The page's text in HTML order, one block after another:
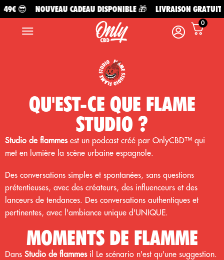
NOUVEAU CADEAU DISPONIBLE 🎁 LIVRAISON GRATUITE À
0
QU'EST-CE QUE FLAME
STUDIO ?
Studio de flammesest un podcast créé par OnlyCBD™ qui
met en lumière la scène urbaine espagnole.
Des conversations simples et spontanées, sans questions
prétentieuses, avec des créateurs, des influenceurs et des
lanceurs de tendances. Des conversations authentiques et
pertinentes, avec l'ambiance unique d'UNIQUE.
MOMENTS DE FLAMME
Dans Studio de flammesil Le scénario n'est qu'une suggestion.